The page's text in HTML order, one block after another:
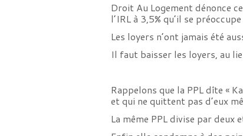
Droit Au Logement dénonce
l’IRL à 3,5% qu’il se
Les loyers n’ont jamais été
Il faut baisser les loyers, au
Rappelons que la PPL dîte «
et qui ne quittent pas d’eux
La même PPL divise par